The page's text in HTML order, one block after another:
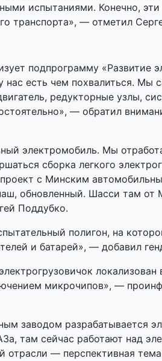
испытаниями. Конечно, эти
транспорта», — отметил
подпрограмму «Развитие
есть чем похвалиться. Мы
редукторные узлы,
— обратил
электромобиль. Мы
сборка легкого
проект с Минским
обновленный. Шасси там от
Поддубко.
полигон, на
и батарей», — добавил
локализован
микрочипов», —
заводом разрабатывается
там сейчас работают над
— перспективная